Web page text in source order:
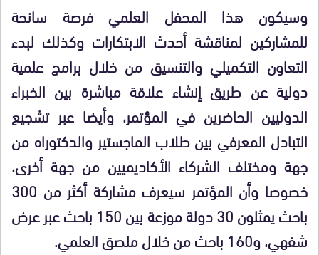
وسيكون هذا المحفل العلمي فرصة سانحة
للمشاركين لمناقشة أحدث الابتكارات وكذلك لبدء
التعاون التكميلي والتنسيق من خلال برامج علمية
دولية عن طريق إنشاء علاقة مباشرة بين الخبراء
الدوليين الحاضرين في المؤتمر، وأيضا عبر تشجيع
التبادل المعرفي بين طلاب الماجستير والدكتوراه من
جهة ومختلف الشركاء الأكاديميين من جهة أخرى،
خصوصا وأن المؤتمر سيعرف مشاركة أكثر من 300
باحث يمثلون 30 دولة موزعة بين 150 باحث عبر عرض
شفهي، و160 باحث من خلال ملصق العلمي.